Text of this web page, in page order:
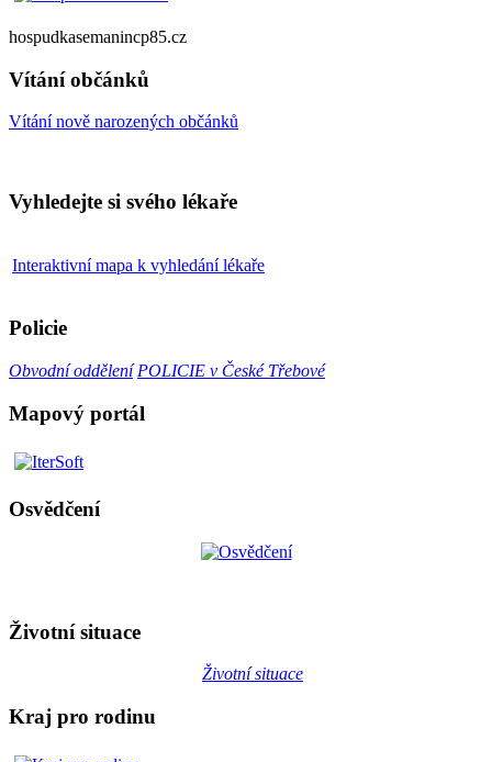
hospudkasemanincp85.cz
Vítání občánků
Vítání nově narozených občánků
Vyhledejte si svého lékaře
Interaktivní mapa k vyhledání lékaře
Policie
Obvodní oddělení POLICIE v České Třebové
Mapový portál
Osvědčení
Životní situace
Životní situace
Kraj pro rodinu